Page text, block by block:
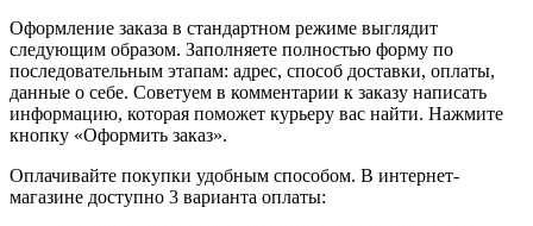
Оформление заказа в стандартном режиме выглядит
следующим образом. Заполняете полностью форму по
последовательным этапам: адрес, способ доставки, оплаты,
данные о себе. Советуем в комментарии к заказу написать
информацию, которая поможет курьеру вас найти. Нажмите
кнопку «Оформить заказ».
Оплачивайте покупки удобным способом. В интернет-
магазине доступно 3 варианта оплаты: